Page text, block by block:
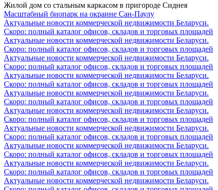
Жилой дом со стальным каркасом в пригороде Сиднея
Масштабный биопарк на окраине Сан-Паулу
Актуальные новости коммерческой недвижимости Беларуси.
Скоро: полный каталог офисов, складов и торговых площадей
Актуальные новости коммерческой недвижимости Беларуси.
Скоро: полный каталог офисов, складов и торговых площадей
Актуальные новости коммерческой недвижимости Беларуси.
Скоро: полный каталог офисов, складов и торговых площадей
Актуальные новости коммерческой недвижимости Беларуси.
Скоро: полный каталог офисов, складов и торговых площадей
Актуальные новости коммерческой недвижимости Беларуси.
Скоро: полный каталог офисов, складов и торговых площадей
Актуальные новости коммерческой недвижимости Беларуси.
Скоро: полный каталог офисов, складов и торговых площадей
Актуальные новости коммерческой недвижимости Беларуси.
Скоро: полный каталог офисов, складов и торговых площадей
Актуальные новости коммерческой недвижимости Беларуси.
Скоро: полный каталог офисов, складов и торговых площадей
Актуальные новости коммерческой недвижимости Беларуси.
Скоро: полный каталог офисов, складов и торговых площадей
Актуальные новости коммерческой недвижимости Беларуси.